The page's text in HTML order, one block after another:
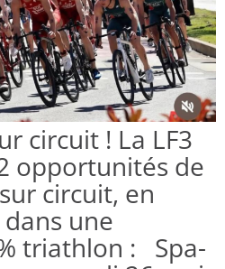
circuit ! La LF3
opportunités de
circuit, en
une
triathlon : Spa-